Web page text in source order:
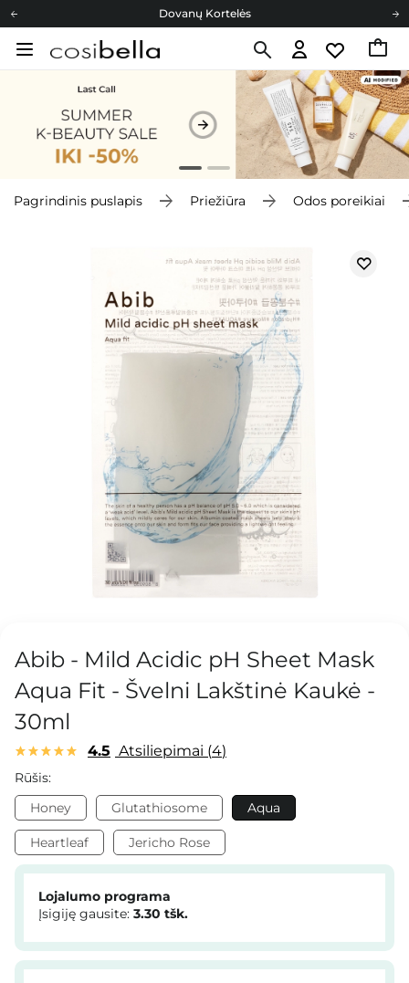
Dovanų Kortelės
Cosibella lojalumo programa
Dovanų Kortelės
Pagrindinis puslapis Priežiūra Odos poreikiai
Abib - Mild Acidic pH Sheet Mask
Aqua Fit - Švelni Lakštinė Kaukė -
30ml
4.5 Atsiliepimai 4
Rūšis:
Honey
Glutathiosome Aqua
Heartleaf Jericho Rose
Lojalumo programa
Įsigiję gausite: 3.30 tšk.